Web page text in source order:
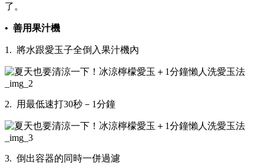
了。
• 善用果汁機
1. 將水跟愛玉子全倒入果汁機內
2. 用最低速打30秒－1分鐘
3. 倒出容器的同時一併過濾